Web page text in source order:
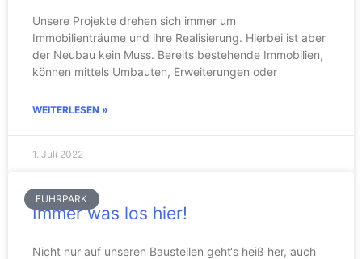
Unsere Projekte drehen sich immer um
Immobilienträume und ihre Realisierung. Hierbei ist aber
der Neubau kein Muss. Bereits bestehende Immobilien,
können mittels Umbauten, Erweiterungen oder
WEITERLESEN »
1. Juli 2022
FUHRPARK
Immer was los hier!
Nicht nur auf unseren Baustellen geht‘s heiß her, auch